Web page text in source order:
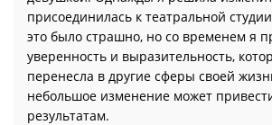
присоединилась к театральной
это было страшно, но со временем я
уверенность и выразительность,
перенесла в другие сферы своей
небольшое изменение может
результатам.